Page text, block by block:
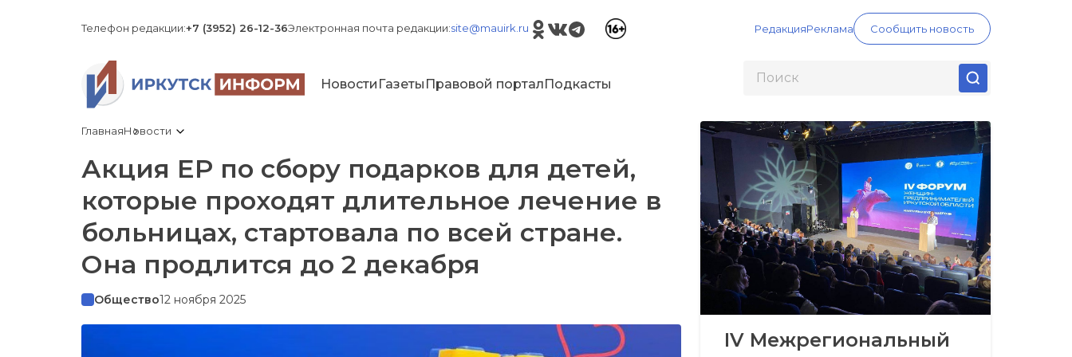
Телефон редакции:+7 (3952) 26-12-36Электронная почта редакции:site@mauirk.ru РедакцияРеклама Сообщить новость
Новости Газеты Правовой портал Подкасты
ГлавнаяНовости
Акция ЕР по сбору подарков для детей,
которые проходят длительное лечение в
больницах, стартовала по всей стране.
Она продлится до 2 декабря
Общество12 ноября 2025
IV Межрегиональный